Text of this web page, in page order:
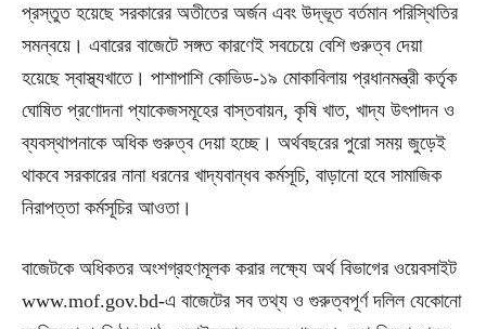
প্রস্তুত হয়েছে সরকারের অতীতের অর্জন এবং উদ্ভূত বর্তমান পরিস্থিতির
সমন্বয়ে। এবারের বাজেটে সঙ্গত কারণেই সবচেয়ে বেশি গুরুত্ব দেয়া
হয়েছে স্বাস্থ্যখাতে। পাশাপাশি কোভিড-১৯ মোকাবিলায় প্রধানমন্ত্রী কর্তৃক
ঘোষিত প্রণোদনা প্যাকেজসমূহের বাস্তবায়ন, কৃষি খাত, খাদ্য উৎপাদন ও
ব্যবস্থাপনাকে অধিক গুরুত্ব দেয়া হচ্ছে। অর্থবছরের পুরো সময় জুড়েই
থাকবে সরকারের নানা ধরনের খাদ্যবান্ধব কর্মসূচি, বাড়ানো হবে সামাজিক
নিরাপত্তা কর্মসূচির আওতা।
বাজেটকে অধিকতর অংশগ্রহণমূলক করার লক্ষ্যে অর্থ বিভাগের ওয়েবসাইট
www.mof.gov.bd-এ বাজেটের সব তথ্য ও গুরুত্বপূর্ণ দলিল যেকোনো